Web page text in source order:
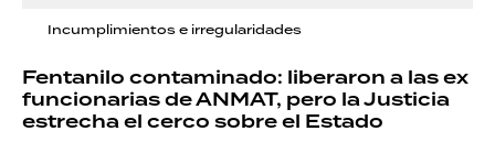
Incumplimientos e irregularidades
Fentanilo contaminado: liberaron a las ex
funcionarias de ANMAT, pero la Justicia
estrecha el cerco sobre el Estado